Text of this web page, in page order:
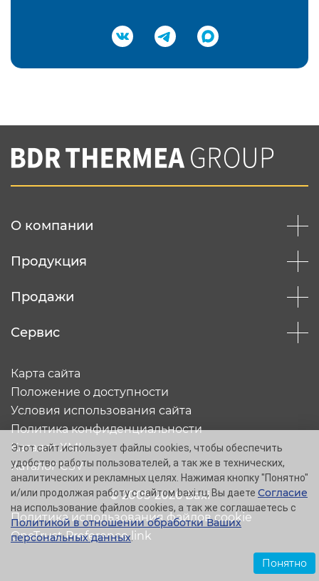
Подтвердить e-mail
Вы соглашаетесь с нашей политикой
конфеденциальности
О компании
Продукция
Продажи
Сервис
© 2005-2026 Baxi
Карта сайта
Положение о доступности
Условия использования сайта
Политика конфиденциальности
Каталог XML
Каталог CSV
Политика использования файлов cookie
OneTrust Preference link
Этот сайт использует файлы cookies, чтобы обеспечить
удобство работы пользователей, а так же в технических,
аналитических и рекламных целях. Нажимая кнопку "Понятно"
и/или продолжая работу с сайтом baxi.ru, Вы даете Согласие
на использование файлов cookies, а так же соглашаетесь с
Политикой в отношении обработки Ваших
персональных данных.
Понятно